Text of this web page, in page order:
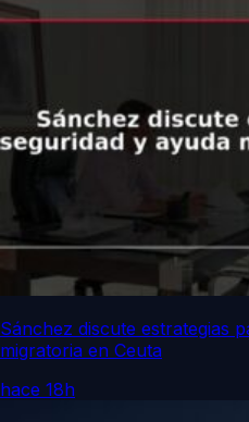
Sánchez discute estrategias
migratoria en Ceuta
hace 18h